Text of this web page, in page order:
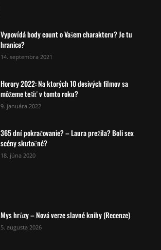
Vypovídá body count o Vašem charakteru? Je tu
hranice?
14. septembra 2021
Horory 2022: Na ktorých 10 desivých filmov sa
môžeme tešiť v tomto roku?
9. januára 2022
365 dní pokračovanie? – Laura prežila? Boli sex
scény skutočné?
18. júna 2020
Mys hrůzy – Nová verze slavné knihy (Recenze)
5. augusta 2026